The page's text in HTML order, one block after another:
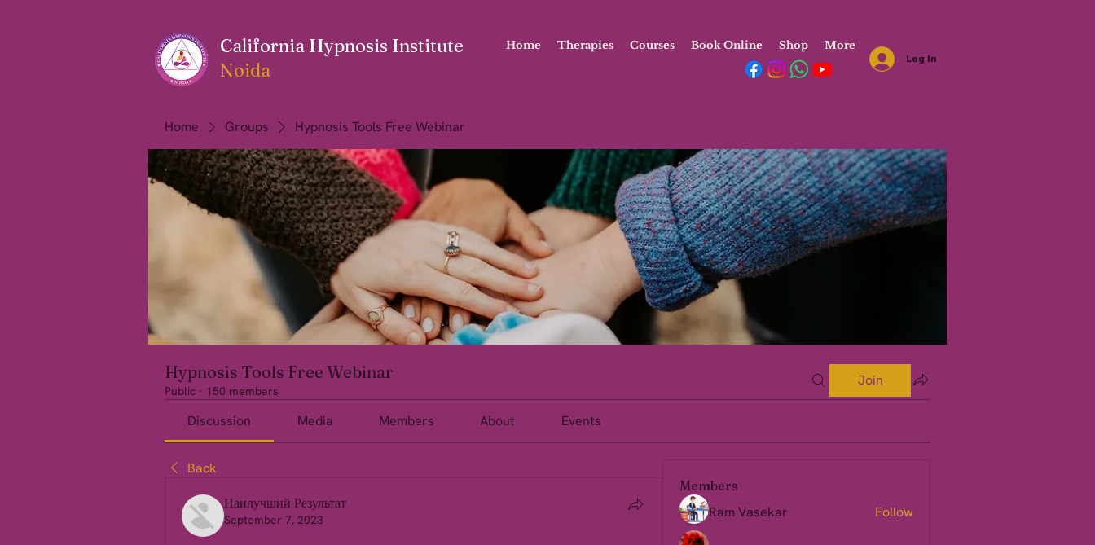
California Hypnosis Institute
Noida
Home Therapies Courses Book Online Shop More
Log In
Home Groups Hypnosis Tools Free Webinar
Hypnosis Tools Free Webinar
Public · 150 members
Join
Discussion Media Members About Events
Back
Наилучший Результат
September 7, 2023
Members
Ram Vasekar Follow